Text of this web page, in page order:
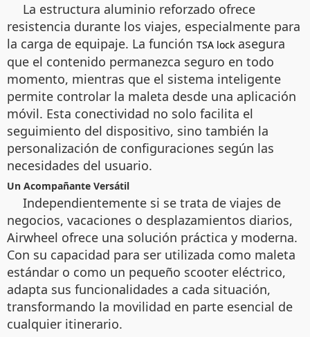
La estructura aluminio reforzado ofrece
resistencia durante los viajes, especialmente para
la carga de equipaje. La función TSA lock asegura
que el contenido permanezca seguro en todo
momento, mientras que el sistema inteligente
permite controlar la maleta desde una aplicación
móvil. Esta conectividad no solo facilita el
seguimiento del dispositivo, sino también la
personalización de configuraciones según las
necesidades del usuario.
Un Acompañante Versátil
Independientemente si se trata de viajes de
negocios, vacaciones o desplazamientos diarios,
Airwheel ofrece una solución práctica y moderna.
Con su capacidad para ser utilizada como maleta
estándar o como un pequeño scooter eléctrico,
adapta sus funcionalidades a cada situación,
transformando la movilidad en parte esencial de
cualquier itinerario.